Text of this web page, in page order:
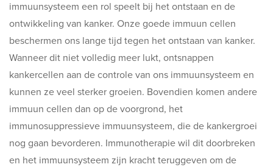
immuunsysteem een rol speelt bij het ontstaan en de
ontwikkeling van kanker. Onze goede immuun cellen
beschermen ons lange tijd tegen het ontstaan van kanker.
Wanneer dit niet volledig meer lukt, ontsnappen
kankercellen aan de controle van ons immuunsysteem en
kunnen ze veel sterker groeien. Bovendien komen andere
immuun cellen dan op de voorgrond, het
immunosuppressieve immuunsysteem, die de kankergroei
nog gaan bevorderen. Immunotherapie wil dit doorbreken
en het immuunsysteem zijn kracht teruggeven om de